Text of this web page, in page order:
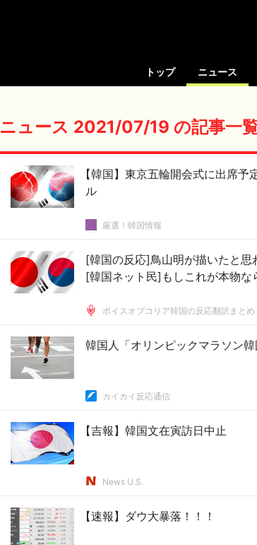
トップ ニュース
ニュース 2021/07/19 の記事一
【韓国】東京五輪開会式に出席
ル
厳選！韓国情報
[韓国の反応]鳥山明が描いたと
[韓国ネット民]もしこれが本物
ボイスオブコリア韓国の反応翻訳まとめ
韓国人「オリンピックマラソン韓
カイカイ反応通信
【吉報】韓国文在寅訪日中止
News U.S.
【速報】ダウ大暴落！！！